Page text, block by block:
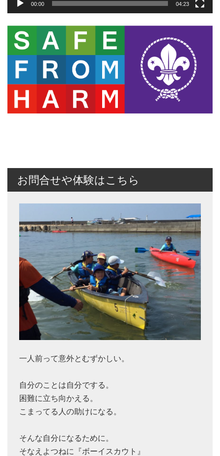
00:00 04:23
お問合せや体験はこちら
一人前って意外とむずかしい。
自分のことは自分でする。
困難に立ち向かえる。
こまってる人の助けになる。
そんな自分になるために。
そなえよつねに『ボーイスカウト』